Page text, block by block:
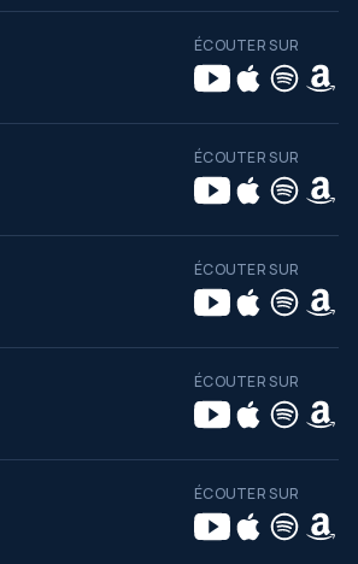
ÉCOUTER SUR
ÉCOUTER SUR
ÉCOUTER SUR
ÉCOUTER SUR
ÉCOUTER SUR